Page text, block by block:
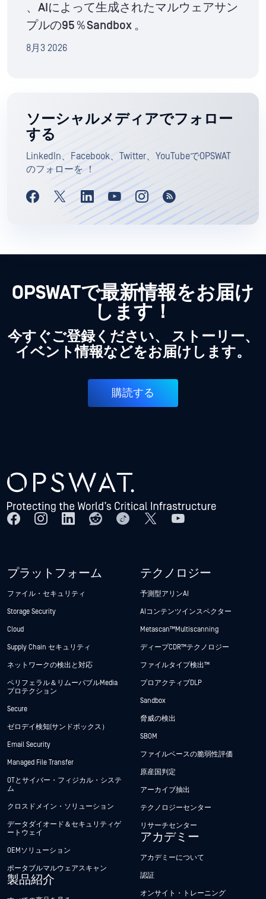
、AIによって生成されたマルウェアサン
プルの95％Sandbox 。
8月3 2026
ソーシャルメディアでフォロー
する
LinkedIn、Facebook、Twitter、YouTubeでOPSWAT
のフォローを ！
OPSWATで最新情報をお届け
します！
今すぐご登録ください、 ストーリー、
イベント情報などをお届けします。
購読する
プラットフォーム
ファイル・セキュリティ
Storage Security
Cloud
Supply Chain セキュリティ
ネットワークの検出と対応
ペリフェラル＆リムーバブルMedia
プロテクション
Secure
ゼロデイ検知(サンドボックス）
Email Security
Managed File Transfer
OTとサイバー・フィジカル・システ
ム
クロスドメイン・ソリューション
データダイオード＆セキュリティゲ
ートウェイ
OEMソリューション
ポータブルマルウェアスキャン
製品紹介
テクノロジー
予測型アリンAI
AIコンテンツインスペクター
Metascan™ Multiscanning
ディープCDR™テクノロジー
ファイルタイプ検出™
プロアクティブDLP
Sandbox
脅威の検出
SBOM
ファイルベースの脆弱性評価
原産国判定
アーカイブ抽出
テクノロジーセンター
リサーチセンター
アカデミー
アカデミーについて
認証
オンサイト・トレーニング